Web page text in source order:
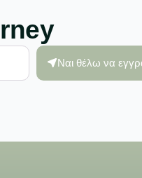
Ναι θέλω να